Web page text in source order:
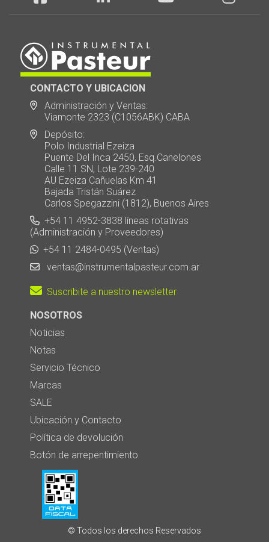
CONTACTO Y UBICACION
Administración y Ventas:
Viamonte 2323 (C1056ABK) CABA
Depósito:
Polo Industrial Ezeiza
Puente Del Inca 2450, Esq.Canelones
Calle 11 SN, Lote 239-240
AU Ezeiza Cañuelas Km 41
Bajada Tristán Suárez
Carlos Spegazzini (1812), Buenos Aires
+54 11 4952-3838 líneas rotativas
(Administración y Proveedores)
+54 11 2484-0495 (Ventas)
ventas@instrumentalpasteur.com.ar
Suscribite a nuestro newsletter
NOSOTROS
Noticias
Notas
Servicio Técnico
Marcas
SALE
Ubicación y Contacto
Política de devolución
Botón de arrepentimiento
© Todos los derechos Reservados